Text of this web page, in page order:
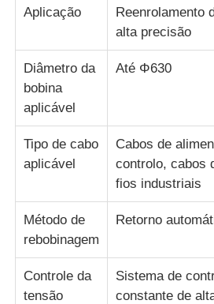
Máquina de embalagem
Única máquina da torção
máquina de cablagem
Máquina de torcer pares
fio que coloca a máquina
máquina de rebobinar
Aplicação
Reenrolamento
alta precisão
Diâmetro da
bobina
aplicável
Até Φ630
Tipo de cabo
aplicável
Cabos de
controlo, cabos
fios industriais
Método de
rebobinagem
Retorno
Controle da
tensão
Sistema de
constante de